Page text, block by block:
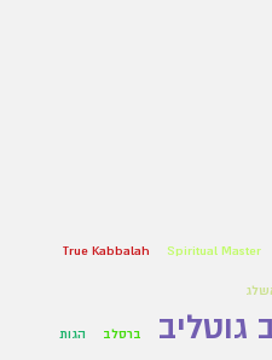
Spiritual Master
True Kabbalah
ברסלב הגות